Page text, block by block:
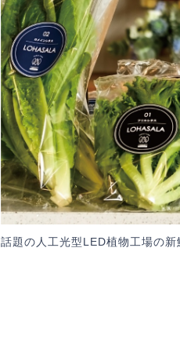
話題の人工光型LED植物工場の新